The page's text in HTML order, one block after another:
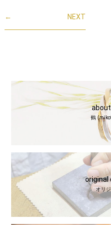
← NEXT
鶴
original
オリ